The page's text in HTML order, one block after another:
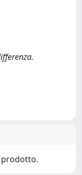
prodotto.